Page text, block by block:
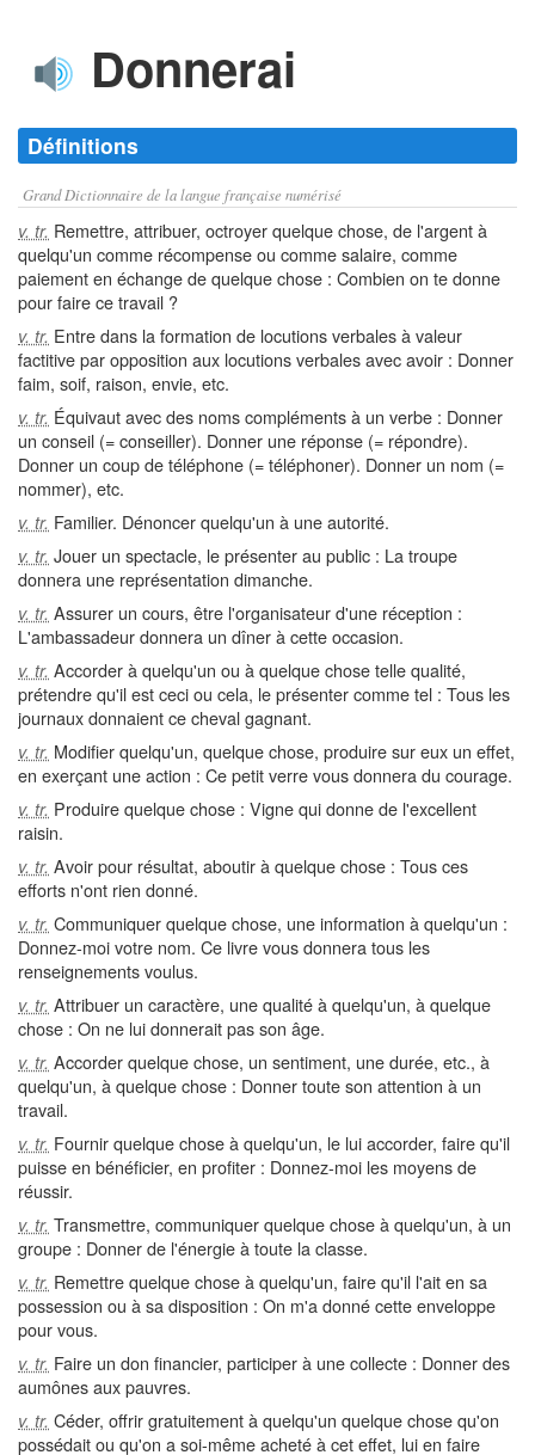
Donnerai
Définitions
Grand Dictionnaire de la langue française numérisé
v. tr. Remettre, attribuer, octroyer quelque chose, de l'argent à
quelqu'un comme récompense ou comme salaire, comme
paiement en échange de quelque chose : Combien on te donne
pour faire ce travail ?
v. tr. Entre dans la formation de locutions verbales à valeur
factitive par opposition aux locutions verbales avec avoir : Donner
faim, soif, raison, envie, etc.
v. tr. Équivaut avec des noms compléments à un verbe : Donner
un conseil (= conseiller). Donner une réponse (= répondre).
Donner un coup de téléphone (= téléphoner). Donner un nom (=
nommer), etc.
v. tr. Familier. Dénoncer quelqu'un à une autorité.
v. tr. Jouer un spectacle, le présenter au public : La troupe
donnera une représentation dimanche.
v. tr. Assurer un cours, être l'organisateur d'une réception :
L'ambassadeur donnera un dîner à cette occasion.
v. tr. Accorder à quelqu'un ou à quelque chose telle qualité,
prétendre qu'il est ceci ou cela, le présenter comme tel : Tous les
journaux donnaient ce cheval gagnant.
v. tr. Modifier quelqu'un, quelque chose, produire sur eux un effet,
en exerçant une action : Ce petit verre vous donnera du courage.
v. tr. Produire quelque chose : Vigne qui donne de l'excellent
raisin.
v. tr. Avoir pour résultat, aboutir à quelque chose : Tous ces
efforts n'ont rien donné.
v. tr. Communiquer quelque chose, une information à quelqu'un :
Donnez-moi votre nom. Ce livre vous donnera tous les
renseignements voulus.
v. tr. Attribuer un caractère, une qualité à quelqu'un, à quelque
chose : On ne lui donnerait pas son âge.
v. tr. Accorder quelque chose, un sentiment, une durée, etc., à
quelqu'un, à quelque chose : Donner toute son attention à un
travail.
v. tr. Fournir quelque chose à quelqu'un, le lui accorder, faire qu'il
puisse en bénéficier, en profiter : Donnez-moi les moyens de
réussir.
v. tr. Transmettre, communiquer quelque chose à quelqu'un, à un
groupe : Donner de l'énergie à toute la classe.
v. tr. Remettre quelque chose à quelqu'un, faire qu'il l'ait en sa
possession ou à sa disposition : On m'a donné cette enveloppe
pour vous.
v. tr. Faire un don financier, participer à une collecte : Donner des
aumônes aux pauvres.
v. tr. Céder, offrir gratuitement à quelqu'un quelque chose qu'on
possédait ou qu'on a soi-même acheté à cet effet, lui en faire